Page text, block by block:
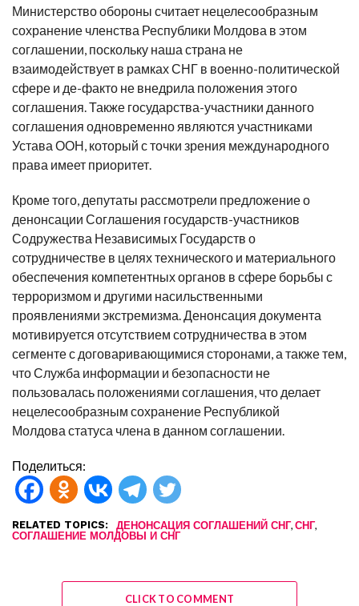
Министерство обороны считает нецелесообразным
сохранение членства Республики Молдова в этом
соглашении, поскольку наша страна не
взаимодействует в рамках СНГ в военно-политической
сфере и де-факто не внедрила положения этого
соглашения. Также государства-участники данного
соглашения одновременно являются участниками
Устава ООН, который с точки зрения международного
права имеет приоритет.
Кроме того, депутаты рассмотрели предложение о
денонсации Соглашения государств-участников
Содружества Независимых Государств о
сотрудничестве в целях технического и материального
обеспечения компетентных органов в сфере борьбы с
терроризмом и другими насильственными
проявлениями экстремизма. Денонсация документа
мотивируется отсутствием сотрудничества в этом
сегменте с договаривающимися сторонами, а также тем,
что Служба информации и безопасности не
пользовалась положениями соглашения, что делает
нецелесообразным сохранение Республикой
Молдова статуса члена в данном соглашении.
Поделиться:
RELATED TOPICS: ДЕНОНСАЦИЯ СОГЛАШЕНИЙ СНГ, СНГ,
СОГЛАШЕНИЕ МОЛДОВЫ И СНГ
CLICK TO COMMENT